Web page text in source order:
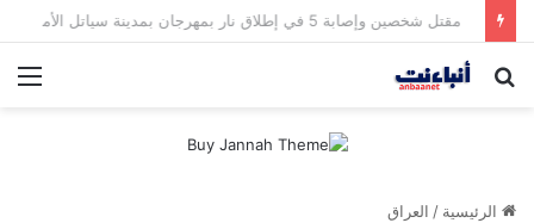
مقتل شخصين وإصابة 5 في إطلاق نار بمهرجان بمدينة سياتل الأميركية
بحث
الرئيسية / العراق